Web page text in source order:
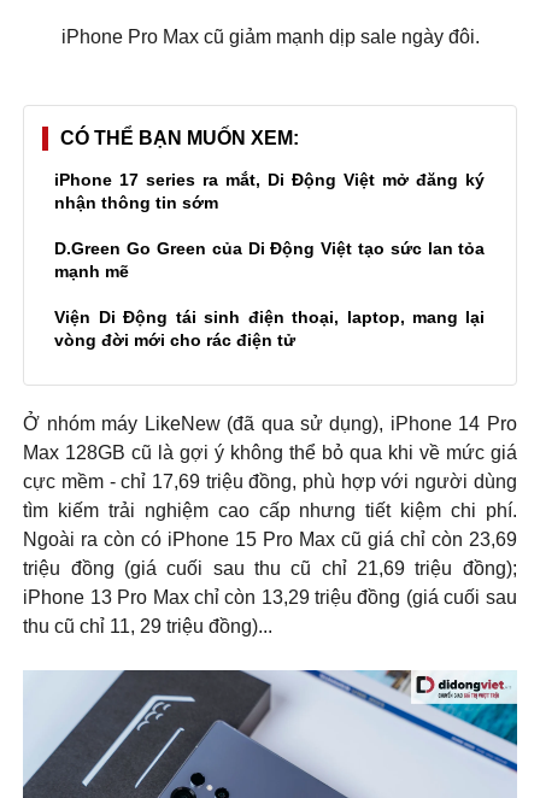
iPhone Pro Max cũ giảm mạnh dịp sale ngày đôi.
CÓ THỂ BẠN MUỐN XEM
iPhone 17 series ra mắt, Di Động Việt mở đăng ký
nhận thông tin sớm
D.Green Go Green của Di Động Việt tạo sức lan tỏa
mạnh mẽ
Viện Di Động tái sinh điện thoại, laptop, mang lại
vòng đời mới cho rác điện tử
Ở nhóm máy LikeNew (đã qua sử dụng), iPhone 14 Pro
Max 128GB cũ là gợi ý không thể bỏ qua khi về mức giá
cực mềm - chỉ 17,69 triệu đồng, phù hợp với người dùng
tìm kiếm trải nghiệm cao cấp nhưng tiết kiệm chi phí.
Ngoài ra còn có iPhone 15 Pro Max cũ giá chỉ còn 23,69
triệu đồng (giá cuối sau thu cũ chỉ 21,69 triệu đồng);
iPhone 13 Pro Max chỉ còn 13,29 triệu đồng (giá cuối sau
thu cũ chỉ 11, 29 triệu đồng)...